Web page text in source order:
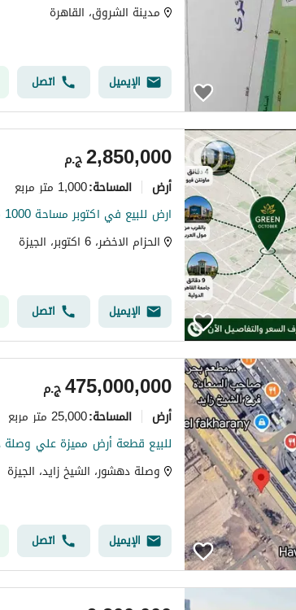
مدينة الشروق، القاهرة
الإيميل اتصل
ج.م2,850,000
أرض المساحة:1,000 متر مربع
ارض للبيع في اكتوبر مساحة 1000 م ارض بسعر شقة
الحزام الاخضر، 6 اكتوبر، الجيزة
الإيميل اتصل
ج.م475,000,000
أرض المساحة:25,000 متر مربع
وصلة دهشور، الشيخ زايد، الجيزة
الإيميل اتصل